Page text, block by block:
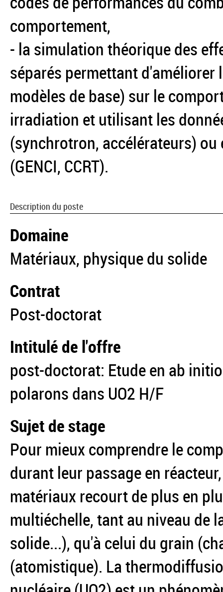
comportement,
- la simulation théorique des
séparés permettant d'améliorer
modèles de base) sur le
irradiation et utilisant les
(synchrotron, accélérateurs)
(GENCI, CCRT).
Description du poste
Domaine
Matériaux, physique du solide
Contrat
Post-doctorat
Intitulé de l'offre
post-doctorat: Etude en ab
polarons dans UO2 H/F
Sujet de stage
Pour mieux comprendre le
durant leur passage en
matériaux recourt de plus en
multiéchelle, tant au niveau de
solide...), qu'à celui du grain
(atomistique). La